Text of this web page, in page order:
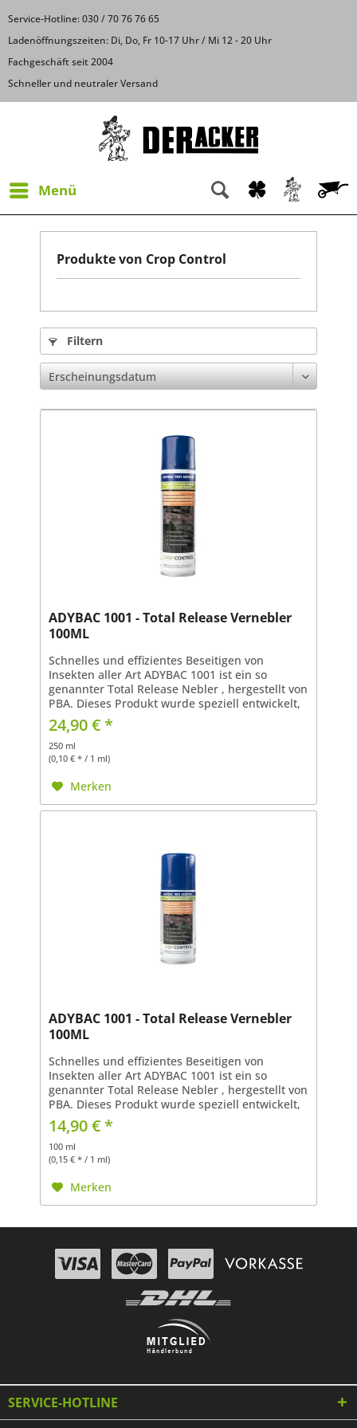
Service-Hotline: 030 / 70 76 76 65
Ladenöffnungszeiten: Di, Do, Fr 10-17 Uhr / Mi 12 - 20 Uhr
Fachgeschäft seit 2004
Schneller und neutraler Versand
Menü
Produkte von Crop Control
Filtern
ADYBAC 1001 - Total Release Vernebler
100ML
Schnelles und effizientes Beseitigen von
Insekten aller Art ADYBAC 1001 ist ein so
genannter Total Release Nebler , hergestellt von
PBA. Dieses Produkt wurde speziell entwickelt,
um jede Art von Insekten, ob fliegend oder
krabbelnd, in...
24,90 € *
250 ml
(0,10 € * / 1 ml)
Merken
ADYBAC 1001 - Total Release Vernebler
100ML
Schnelles und effizientes Beseitigen von
Insekten aller Art ADYBAC 1001 ist ein so
genannter Total Release Nebler , hergestellt von
PBA. Dieses Produkt wurde speziell entwickelt,
um jede Art von Insekten, ob fliegend oder
krabbelnd, in...
14,90 € *
100 ml
(0,15 € * / 1 ml)
Merken
SERVICE-HOTLINE